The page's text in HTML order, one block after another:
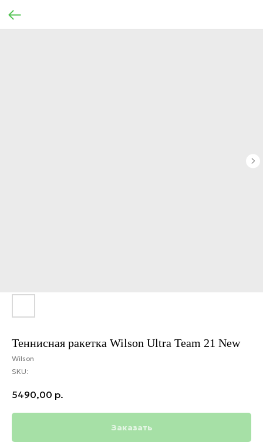
Теннисная ракетка Wilson Ultra Team 21 New
Wilson
SKU:
5490,00 р.
Заказать